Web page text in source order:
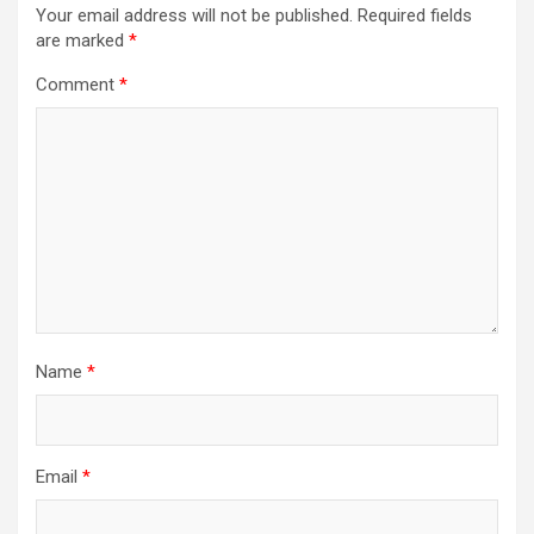
Your email address will not be published. Required fields
are marked *
Comment *
Name *
Email *